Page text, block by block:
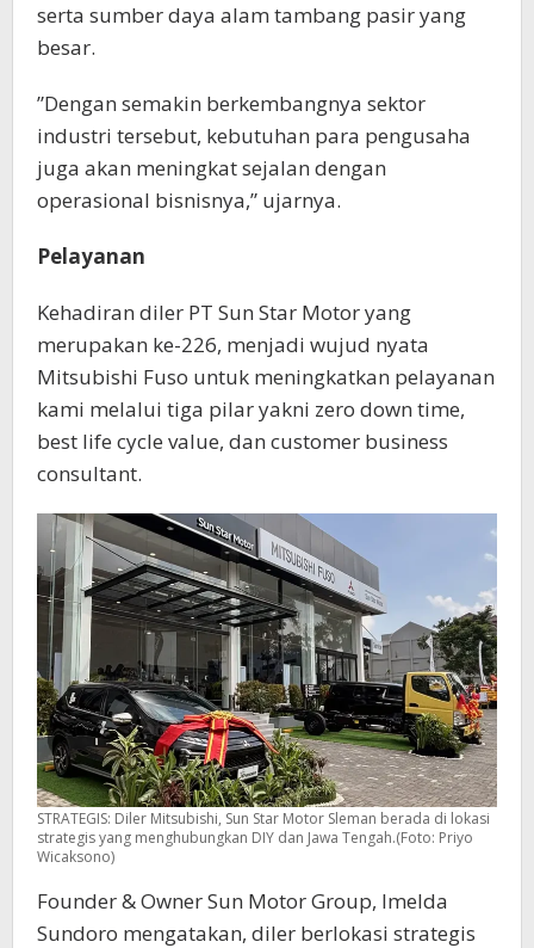
serta sumber daya alam tambang pasir yang
besar.
”Dengan semakin berkembangnya sektor
industri tersebut, kebutuhan para pengusaha
juga akan meningkat sejalan dengan
operasional bisnisnya,” ujarnya.
Pelayanan
Kehadiran diler PT Sun Star Motor yang
merupakan ke-226, menjadi wujud nyata
Mitsubishi Fuso untuk meningkatkan pelayanan
kami melalui tiga pilar yakni zero down time,
best life cycle value, dan customer business
consultant.
STRATEGIS: Diler Mitsubishi, Sun Star Motor Sleman berada di lokasi
strategis yang menghubungkan DIY dan Jawa Tengah.(Foto: Priyo
Wicaksono)
Founder & Owner Sun Motor Group, Imelda
Sundoro mengatakan, diler berlokasi strategis